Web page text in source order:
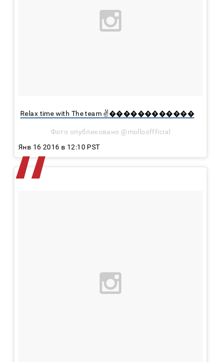
Relax time with The team ✌������️������
Фото опубликовано @mollooffficial
Янв 16 2016 в 12:10 PST